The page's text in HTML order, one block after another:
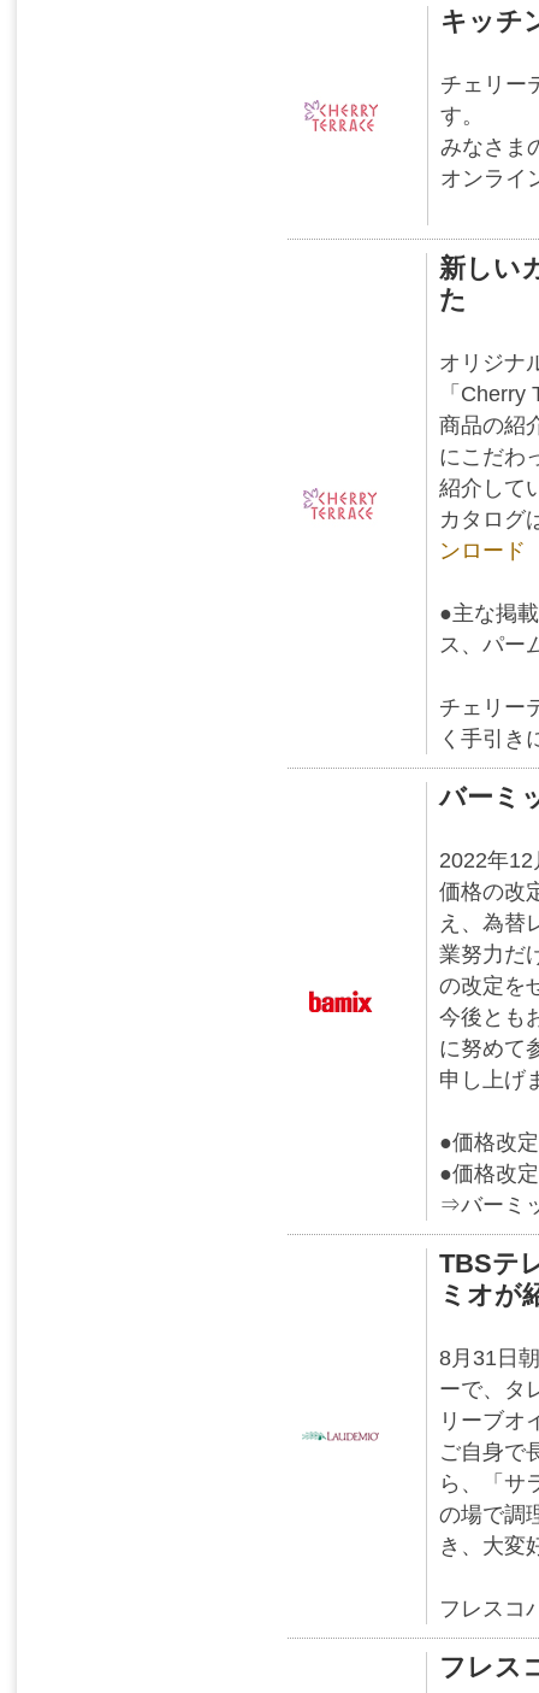
キッチ
チェリー
す。
みなさま
オンライ
新しい
た
オリジナ
「
商品の紹
にこだわ
紹介して
カタログ
ンロード
●主な掲
ス、パー
チェリー
く手引き
バーミ
2022年
価格の改
え、為替
業努力だ
の改定を
今後とも
に努めて
申し上げ
●価格改
●価格改
⇒バーミ
TBSテ
ミオが
8月31日
ーで、タ
リーブオ
ご自身で
ら、「サ
の場で調
き、大変
フレスコ
フレス